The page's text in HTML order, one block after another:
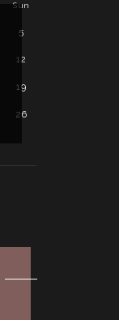
Sun
5
12
19
26